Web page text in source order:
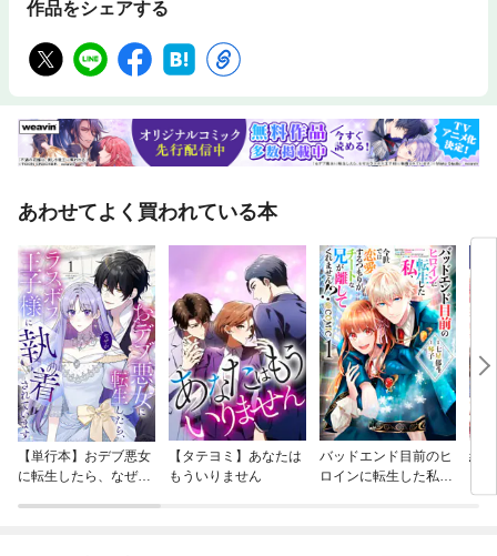
作品をシェアする
あわせてよく買われている本
【単行本】おデブ悪女
に転生したら、なぜか
【タテヨミ】あなたは
もういりません
バッドエンド目前のヒ
ロインに転生した私、
結